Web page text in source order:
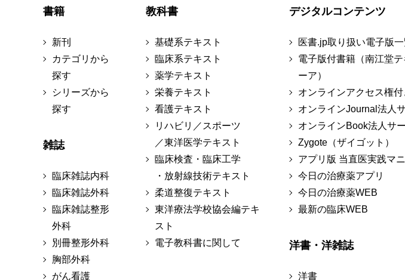
書籍
新刊
カテゴリから
探す
シリーズから
探す
雑誌
臨床雑誌内科
臨床雑誌外科
臨床雑誌整形
外科
別冊整形外科
胸部外科
がん看護
教科書
基礎系テキスト
臨床系テキスト
薬学テキスト
栄養テキスト
看護テキスト
リハビリ／スポーツ
／東洋医学テキスト
臨床検査・臨床工学
・放射線技術テキスト
柔道整復テキスト
東洋療法学校協会編テキ
スト
電子教科書に関して
デジタルコンテンツ
医書.jp取り扱い電子版
電子版付書籍（南江堂テ
ーア）
オンラインアクセス権
オンラインJournal法人
オンラインBook法人サ
Zygote（ザイゴット）
アプリ版 当直医実践マ
今日の治療薬アプリ
今日の治療薬WEB
最新の臨床WEB
洋書・洋雑誌
洋書